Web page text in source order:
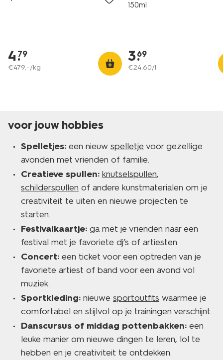
4.
79
€479.–/kg
150ml
3.
69
€24.60/l
voor jouw hobbies
Spelletjes: een nieuw spelletje voor gezellige
avonden met vrienden of familie.
Creatieve spullen: knutselspullen,
schilderspullen of andere kunstmaterialen om je
creativiteit te uiten en nieuwe projecten te
starten.
Festivalkaartje: ga met je vrienden naar een
festival met je favoriete dj’s of artiesten.
Concert: een ticket voor een optreden van je
favoriete artiest of band voor een avond vol
muziek.
Sportkleding: nieuwe sportoutfits waarmee je
comfortabel en stijlvol op je trainingen verschijnt.
Danscursus of middag pottenbakken: een
leuke manier om nieuwe dingen te leren, lol te
hebben en je creativiteit te ontdekken.